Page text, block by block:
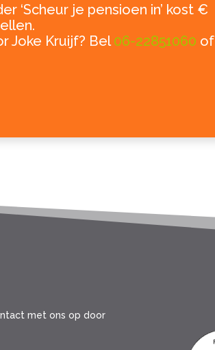
‘Scheur je pensioen in’ kost €
Joke Kruijf? Bel06-22851060 of
met ons op door